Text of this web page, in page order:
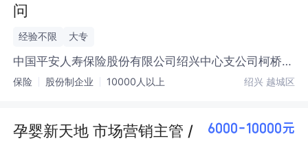
问
经验不限 大专
中国平安人寿保险股份有限公司绍兴中心支公司柯桥
第二营销服务部(柯桥团队)
保险 股份制企业 10000人以上 绍兴 越城区
孕婴新天地 市场营销主管 / 6000-10000元